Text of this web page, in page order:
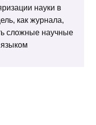
науки в
как журнала,
сложные научные